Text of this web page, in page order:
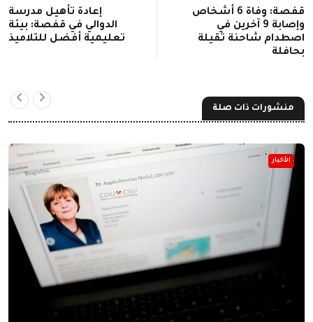
إعادة تأهيل مدرسة
الدوالي في قفصة: بيئة
تعليمية أفضل للتلاميذ
قفصة: وفاة 6 أشخاص
وإصابة 9 آخرين في
اصطدام شاحنة ثقيلة
بحافلة
منشورات ذات صلة
الأخبار